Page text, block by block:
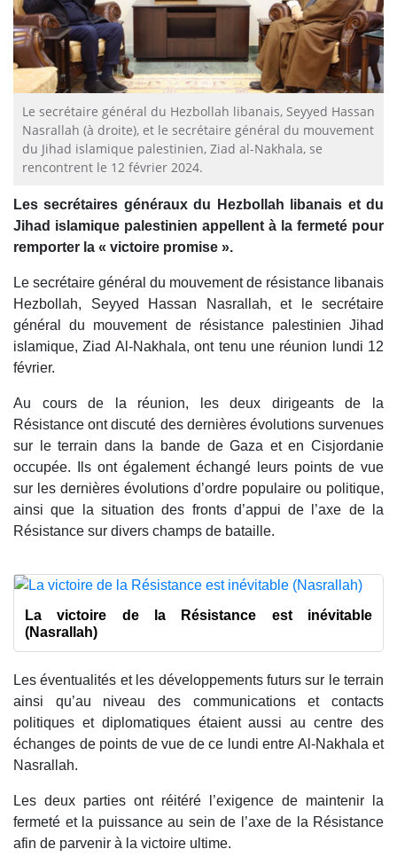
Le secrétaire général du Hezbollah libanais, Seyyed Hassan
Nasrallah (à droite), et le secrétaire général du mouvement
du Jihad islamique palestinien, Ziad al-Nakhala, se
rencontrent le 12 février 2024.
Les secrétaires généraux du Hezbollah libanais et du
Jihad islamique palestinien appellent à la fermeté pour
remporter la « victoire promise ».
Le secrétaire général du mouvement de résistance libanais
Hezbollah, Seyyed Hassan Nasrallah, et le secrétaire
général du mouvement de résistance palestinien Jihad
islamique, Ziad Al-Nakhala, ont tenu une réunion lundi 12
février.
Au cours de la réunion, les deux dirigeants de la
Résistance ont discuté des dernières évolutions survenues
sur le terrain dans la bande de Gaza et en Cisjordanie
occupée. Ils ont également échangé leurs points de vue
sur les dernières évolutions d’ordre populaire ou politique,
ainsi que la situation des fronts d’appui de l’axe de la
Résistance sur divers champs de bataille.
La victoire de la Résistance est inévitable
(Nasrallah)
Les éventualités et les développements futurs sur le terrain
ainsi qu’au niveau des communications et contacts
politiques et diplomatiques étaient aussi au centre des
échanges de points de vue de ce lundi entre Al-Nakhala et
Nasrallah.
Les deux parties ont réitéré l’exigence de maintenir la
fermeté et la puissance au sein de l’axe de la Résistance
afin de parvenir à la victoire ultime.